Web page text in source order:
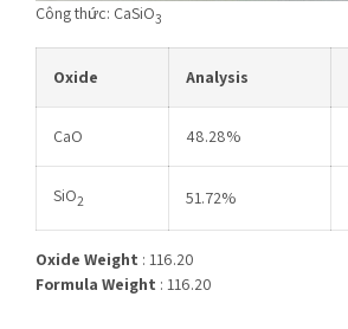
Công thức: CaSiO3
Oxide Analysis
CaO 48.28%
SiO2 51.72%
Oxide Weight : 116.20
Formula Weight : 116.20